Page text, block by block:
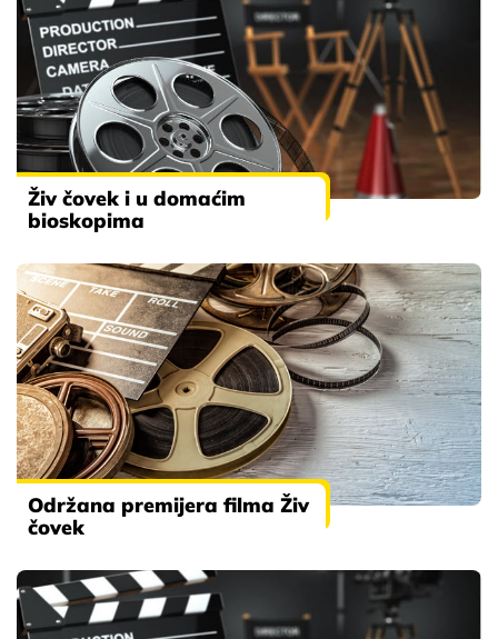
Živ čovek i u domaćim
bioskopima
Održana premijera filma Živ
čovek